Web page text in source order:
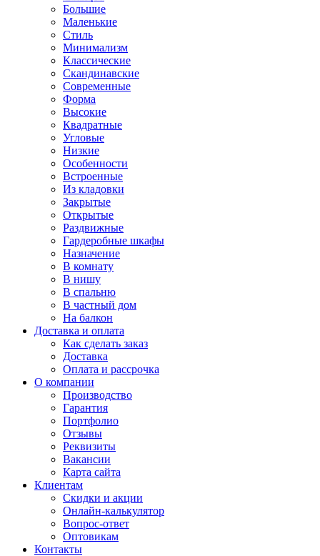
Большие
Маленькие
Стиль
Минимализм
Классические
Скандинавские
Современные
Форма
Высокие
Квадратные
Угловые
Низкие
Особенности
Встроенные
Из кладовки
Закрытые
Открытые
Раздвижные
Гардеробные шкафы
Назначение
В комнату
В нишу
В спальню
В частный дом
На балкон
Доставка и оплата
Как сделать заказ
Доставка
Оплата и рассрочка
О компании
Производство
Гарантия
Портфолио
Отзывы
Реквизиты
Вакансии
Карта сайта
Клиентам
Скидки и акции
Онлайн-калькулятор
Вопрос-ответ
Оптовикам
Контакты